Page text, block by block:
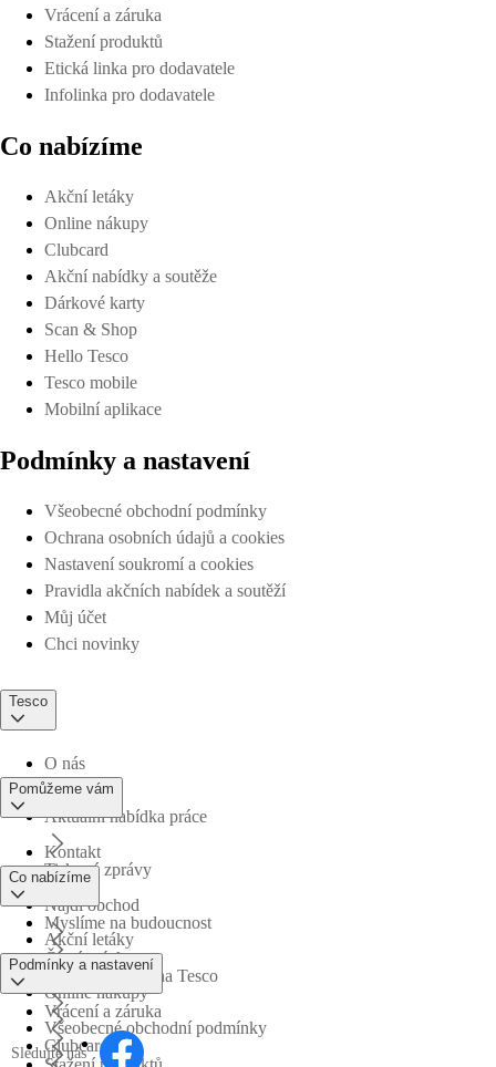
Vrácení a záruka
Stažení produktů
Etická linka pro dodavatele
Infolinka pro dodavatele
Co nabízíme
Akční letáky
Online nákupy
Clubcard
Akční nabídky a soutěže
Dárkové karty
Scan & Shop
Hello Tesco
Tesco mobile
Mobilní aplikace
Podmínky a nastavení
Všeobecné obchodní podmínky
Ochrana osobních údajů a cookies
Nastavení soukromí a cookies
Pravidla akčních nabídek a soutěží
Můj účet
Chci novinky
Tesco
O nás
Aktuální nabídka práce
Tiskové zprávy
Myslíme na budoucnost
Obchodní skupina Tesco
Pomůžeme vám
Kontakt
Najdi obchod
Časté otázky
Vrácení a záruka
Co nabízíme
Akční letáky
Online nákupy
Clubcard
Podmínky a nastavení
Všeobecné obchodní podmínky
Sledujte nás